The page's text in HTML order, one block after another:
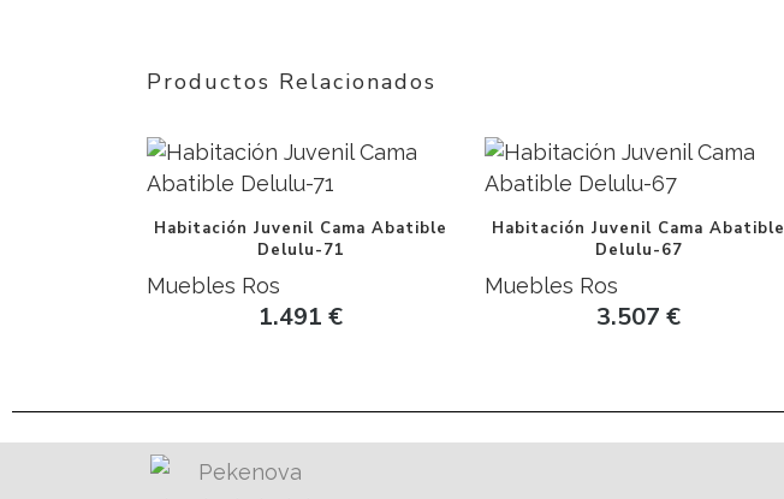
Productos Relacionados
Habitación Juvenil Cama Abatible
Delulu-71
Muebles Ros
1.491€
Habitación Juvenil Cama Abatible
Delulu-67
Muebles Ros
3.507€